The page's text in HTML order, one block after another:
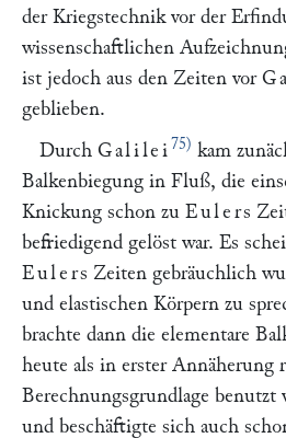
der Kriegstechnik vor der
wissenschaftlichen
ist jedoch aus den Zeiten vor
geblieben.
Durch Galilei 75) kam
Balkenbiegung in Fluß, die
Knickung schon zu Eulers
befriedigend gelöst war. Es
Eulers Zeiten gebräuchlich
und elastischen Körpern zu
brachte dann die elementare
heute als in erster Annäherung
Berechnungsgrundlage
und beschäftigte sich auch